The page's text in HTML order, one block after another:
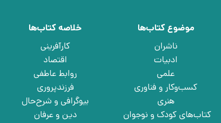
موضوع کتاب‌ها
ناشران
ادبیات
علمی
کسب‌وکار و فناوری
هنری
کتاب‌های کودک و نوجوان
خلاصه کتاب‌ها
کارآفرینی
اقتصاد
روابط عاطفی
فرزندپروری
بیوگرافی و شرح‌حال
دین و عرفان